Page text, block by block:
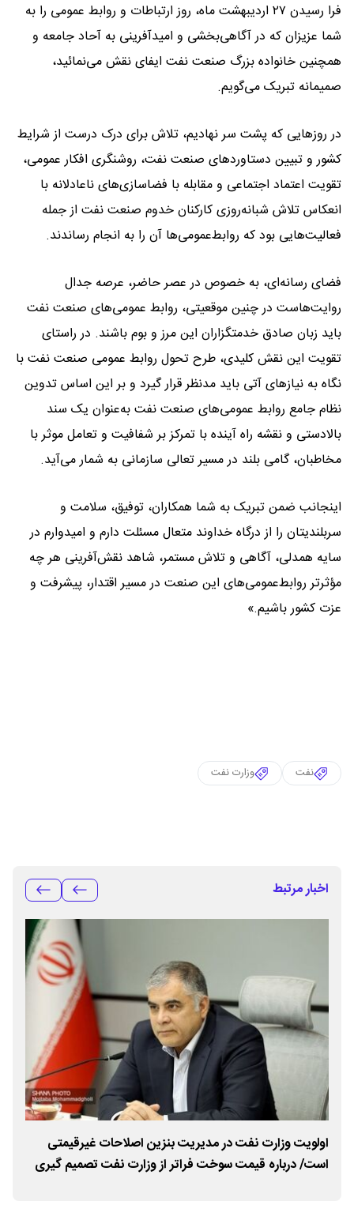
فرا رسیدن ۲۷ اردیبهشت ماه، روز ارتباطات و روابط عمومی را به
شما عزیزان که در آگاهی‌بخشی و امیدآفرینی به آحاد جامعه و
همچنین خانواده بزرگ صنعت نفت ایفای نقش می‌نمائید،
صمیمانه تبریک می‌گویم.
در روزهایی که پشت سر نهادیم، تلاش برای درک درست از شرایط
کشور و تبیین دستاوردهای صنعت نفت، روشنگری افکار عمومی،
تقویت اعتماد اجتماعی و مقابله با فضاسازی‌های ناعادلانه با
انعکاس تلاش شبانه‌روزی کارکنان خدوم صنعت نفت از جمله
فعالیت‌هایی بود که روابط‌عمومی‌ها آن را به انجام رساندند.
فضای رسانه‌ای، به خصوص در عصر حاضر، عرصه جدال
روایت‌هاست در چنین موقعیتی، روابط عمومی‌های صنعت نفت
باید زبان صادق خدمتگزاران این مرز و بوم باشند. در راستای
تقویت این نقش کلیدی، طرح تحول روابط عمومی صنعت نفت با
نگاه به نیازهای آتی باید مدنظر قرار گیرد و بر این اساس تدوین
نظام جامع روابط عمومی‌های صنعت نفت به‌عنوان یک سند
بالادستی و نقشه راه آینده با تمرکز بر شفافیت و تعامل موثر با
مخاطبان، گامی بلند در مسیر تعالی سازمانی به شمار می‌آید.
اینجانب ضمن تبریک به شما همکاران، توفیق، سلامت و
سربلندیتان را از درگاه خداوند متعال مسئلت دارم و امیدوارم در
سایه همدلی، آگاهی و تلاش مستمر، شاهد نقش‌آفرینی هر چه
مؤثرتر روابط‌عمومی‌های این صنعت در مسیر اقتدار، پیشرفت و
عزت کشور باشیم.»
نفت وزارت نفت
اخبار مرتبط
اولویت وزارت نفت در مدیریت بنزین اصلاحات غیرقیمتی
است/ درباره قیمت سوخت فراتر از وزارت نفت تصمیم گیری